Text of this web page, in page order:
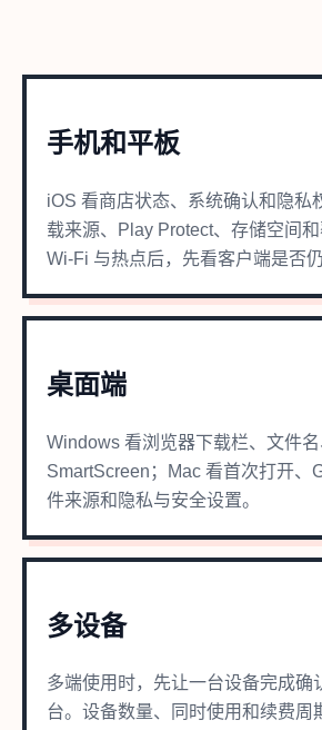
手机和平板
iOS 看商店状态、系统确认和隐私
载来源、Play Protect、存储空间
Wi-Fi 与热点后，先看客户端是否仍
桌面端
Windows 看浏览器下载栏、文件
SmartScreen；Mac 看首次打开、
件来源和隐私与安全设置。
多设备
多端使用时，先让一台设备完成确
台。设备数量、同时使用和续费周